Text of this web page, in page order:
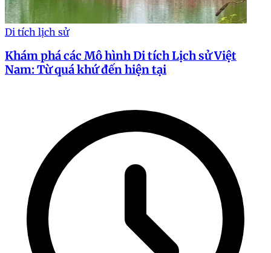
Di tích lịch sử
Khám phá các Mô hình Di tích Lịch sử Việt
Nam: Từ quá khứ đến hiện tại